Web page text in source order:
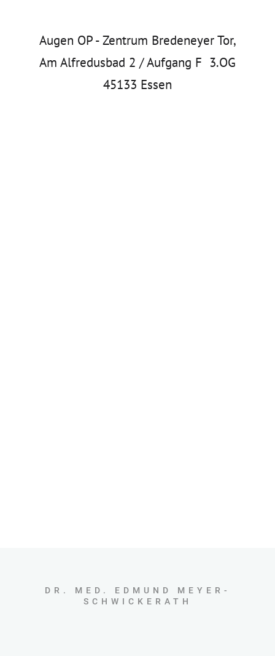
Augen OP - Zentrum Bredeneyer Tor,
Am Alfredusbad 2 / Aufgang F 3.OG
45133 Essen
DR. MED. EDMUND MEYER-
SCHWICKERATH